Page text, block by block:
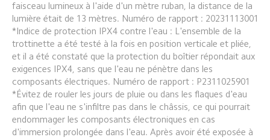
faisceau lumineux à l'aide d'un mètre ruban, la distance de la
lumière était de 13 mètres. Numéro de rapport : 20231113001
*Indice de protection IPX4 contre l'eau : L'ensemble de la
trottinette a été testé à la fois en position verticale et pliée,
et il a été constaté que la protection du boîtier répondait aux
exigences IPX4, sans que l'eau ne pénètre dans les
composants électriques. Numéro de rapport : P2311025901
*Évitez de rouler les jours de pluie ou dans les flaques d'eau
afin que l'eau ne s'infiltre pas dans le châssis, ce qui pourrait
endommager les composants électroniques en cas
d'immersion prolongée dans l'eau. Après avoir été exposée à